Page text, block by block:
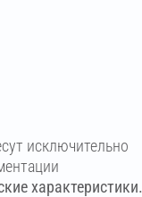
исключительно
характеристики.